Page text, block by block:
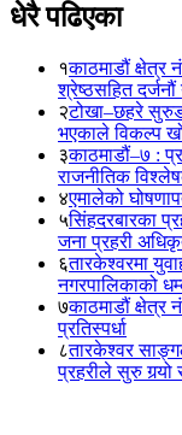
धेरै पढिएका
१काठमाडौं क्षेत्र
श्रेष्ठसहित
२टोखा–छहरे
भएकाले विकल्प
३काठमाडौं–७ :
राजनीतिक
४एमालेको
५सिंहदरबारका
जना प्रहरी
६तारकेश्वरमा
नगरपालिकाको
७काठमाडौं क्षेत्र
प्रतिस्पर्धा
८तारकेश्वर
प्रहरीले सुरु